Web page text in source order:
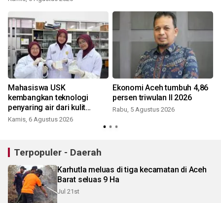
Mahasiswa USK
kembangkan teknologi
penyaring air dari kulit
manggis
Kamis, 6 Agustus 2026
Ekonomi Aceh tumbuh 4,86
persen triwulan II 2026
Rabu, 5 Agustus 2026
Terpopuler - Daerah
Karhutla meluas di tiga kecamatan di Aceh
Barat seluas 9 Ha
Jul 21st